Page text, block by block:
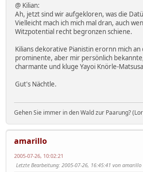
@ Kilian:
Ah, jetzt sind wir aufgekloren, was die
Vielleicht mach ich mich mal dran, auch
Witzpotential recht begronzen schiene.
Kilians dekorative Pianistin erornn mich an
prominente, aber mir persönlich
charmante und kluge Yayoi Knörle-
Gut's Nächtle.
Gehen Sie immer in den Wald zur Paarung?
amarillo
2005-07-26, 10:02:21
Letzte Bearbeitung: 2005-07-26, 16:45:41 von amarillo